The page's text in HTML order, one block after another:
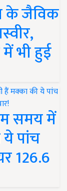
के जैविक
भी हुई
समय में
पांच
126.6